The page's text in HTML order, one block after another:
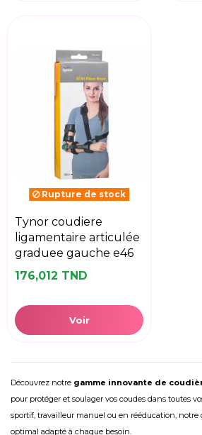
Rupture de stock
tynor coudiere
ligamentaire articulée
graduee gauche e46
176,012 TND
Voir
Découvrez notre gamme innovante de
pour protéger et soulager vos coudes dans toutes
sportif, travailleur manuel ou en rééducation,
optimal adapté à chaque besoin.